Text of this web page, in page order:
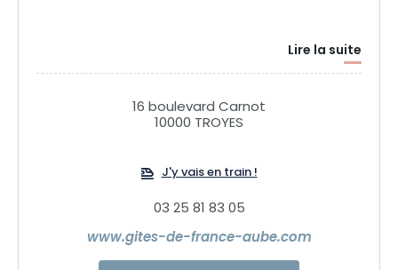
Lire la suite
16 boulevard Carnot
10000 TROYES
J'y vais en train !
03 25 81 83 05
www.gites-de-france-aube.com